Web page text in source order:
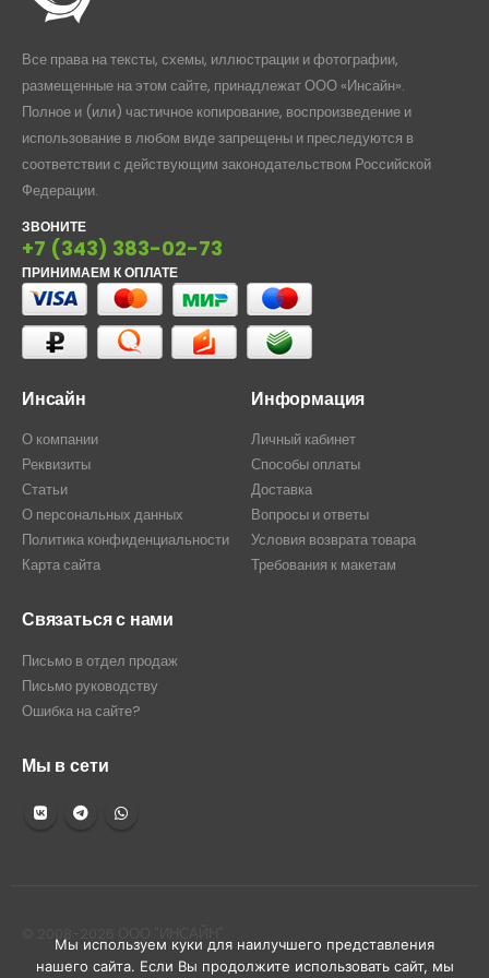
Все права на тексты, схемы, иллюстрации и фотографии,
размещенные на этом сайте, принадлежат ООО «Инсайн».
Полное и (или) частичное копирование, воспроизведение и
использование в любом виде запрещены и преследуются в
соответствии с действующим законодательством Российской
Федерации.
ЗВОНИТЕ
+7 (343) 383-02-73
ПРИНИМАЕМ К ОПЛАТЕ
Инсайн
О компании
Реквизиты
Статьи
О персональных данных
Политика конфиденциальности
Карта сайта
Информация
Личный кабинет
Способы оплаты
Доставка
Вопросы и ответы
Условия возврата товара
Требования к макетам
Связаться с нами
Письмо в отдел продаж
Письмо руководству
Ошибка на сайте?
Мы в сети
© 2008-2026 ООО "ИНСАЙН"
Мы используем куки для наилучшего представления
нашего сайта. Если Вы продолжите использовать сайт, мы